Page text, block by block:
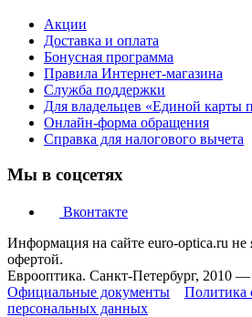
Акции
Доставка и оплата
Бонусная программа
Правила Интернет-магазина
Служба поддержки
Для владельцев «Единой карты
Онлайн-форма обращения
Справка для налогового вычета
Мы в соцсетях
Вконтакте
Информация на сайте euro-optica.ru не
офертой.
Еврооптика. Санкт-Петербург, 2010
Официальные документы
Политика
персональных данных